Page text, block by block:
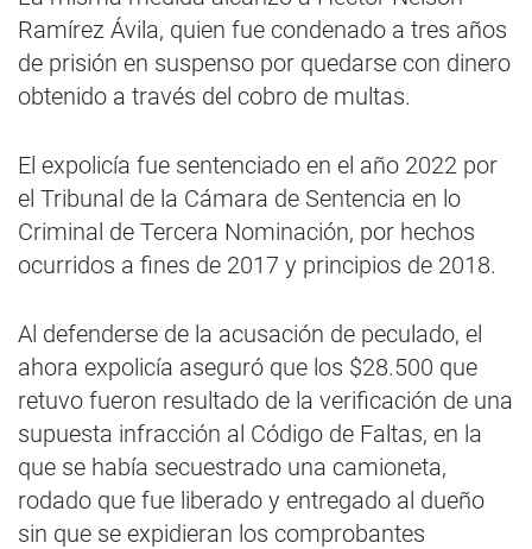
Ramírez Ávila, quien fue condenado a tres años
de prisión en suspenso por quedarse con dinero
obtenido a través del cobro de multas.
El expolicía fue sentenciado en el año 2022 por
el Tribunal de la Cámara de Sentencia en lo
Criminal de Tercera Nominación, por hechos
ocurridos a fines de 2017 y principios de 2018.
Al defenderse de la acusación de peculado, el
ahora expolicía aseguró que los $28.500 que
retuvo fueron resultado de la verificación de una
supuesta infracción al Código de Faltas, en la
que se había secuestrado una camioneta,
rodado que fue liberado y entregado al dueño
sin que se expidieran los comprobantes